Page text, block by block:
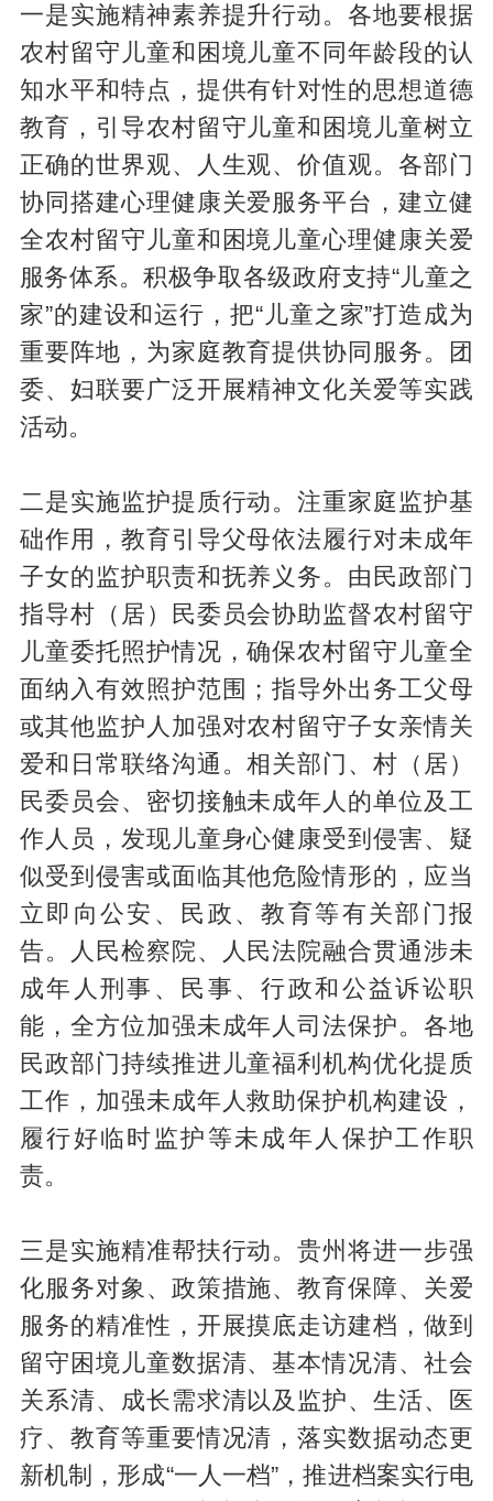
一是实施精神素养提升行动。各地要根据
农村留守儿童和困境儿童不同年龄段的认
知水平和特点，提供有针对性的思想道德
教育，引导农村留守儿童和困境儿童树立
正确的世界观、人生观、价值观。各部门
协同搭建心理健康关爱服务平台，建立健
全农村留守儿童和困境儿童心理健康关爱
服务体系。积极争取各级政府支持“儿童之
家”的建设和运行，把“儿童之家”打造成为
重要阵地，为家庭教育提供协同服务。团
委、妇联要广泛开展精神文化关爱等实践
活动。
二是实施监护提质行动。注重家庭监护基
础作用，教育引导父母依法履行对未成年
子女的监护职责和抚养义务。由民政部门
指导村（居）民委员会协助监督农村留守
儿童委托照护情况，确保农村留守儿童全
面纳入有效照护范围；指导外出务工父母
或其他监护人加强对农村留守子女亲情关
爱和日常联络沟通。相关部门、村（居）
民委员会、密切接触未成年人的单位及工
作人员，发现儿童身心健康受到侵害、疑
似受到侵害或面临其他危险情形的，应当
立即向公安、民政、教育等有关部门报
告。人民检察院、人民法院融合贯通涉未
成年人刑事、民事、行政和公益诉讼职
能，全方位加强未成年人司法保护。各地
民政部门持续推进儿童福利机构优化提质
工作，加强未成年人救助保护机构建设，
履行好临时监护等未成年人保护工作职
责。
三是实施精准帮扶行动。贵州将进一步强
化服务对象、政策措施、教育保障、关爱
服务的精准性，开展摸底走访建档，做到
留守困境儿童数据清、基本情况清、社会
关系清、成长需求清以及监护、生活、医
疗、教育等重要情况清，落实数据动态更
新机制，形成“一人一档”，推进档案实行电